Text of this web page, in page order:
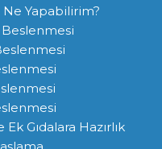
Ne Yapabilirim?
Beslenmesi
Gıdalara Hazırlık